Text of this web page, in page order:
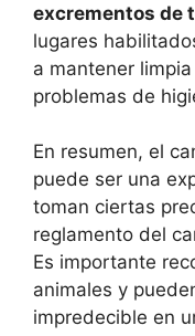
excrementos de
lugares
a mantener
problemas de
En resumen, el
puede ser una
toman ciertas
reglamento del
Es importante
animales y
impredecible en